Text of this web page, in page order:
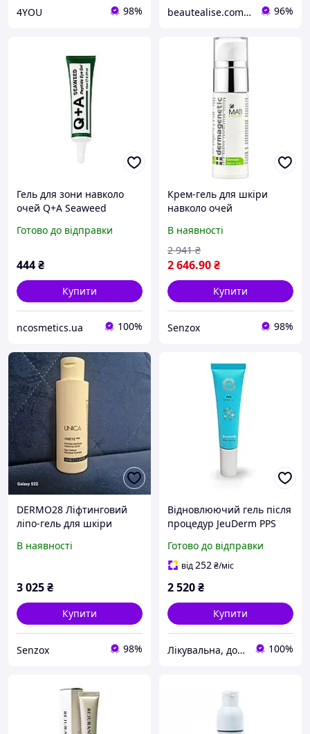
4YOU 98% beautealise.com.ua 96%
Гель для зони навколо
очей Q+A Seaweed
Готово до відправки
444₴
Купити
ncosmetics.ua 100%
Крем-гель для шкіри
навколо очей
Mati Eye Serum 30ml
(916876-2)
В наявності
2 646.90₴
2 941 ₴
Купити
Senzox 98%
DERMO28 Ліфтинговий
ліпо-гель для шкіри
100мл та розлив
В наявності
3 025₴
Купити
Senzox 98%
Відновлюючий гель після
процедур JeuDerm PPS
Готово до відправки
від252₴/міс
2 520₴
Купити
Лікувальна, доглядова та професійна косметика 100%